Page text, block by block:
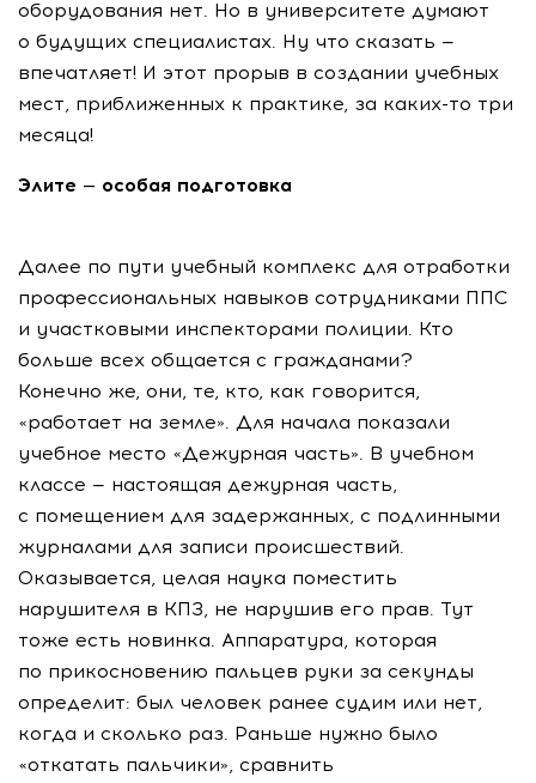
оборудования нет. Но в университете думают
о будущих специалистах. Ну что сказать —
впечатляет! И этот прорыв в создании учебных
мест, приближенных к практике, за каких-то три
месяца!
Элите — особая подготовка
Далее по пути учебный комплекс для отработки
профессиональных навыков сотрудниками ППС
и участковыми инспекторами полиции. Кто
больше всех общается с гражданами?
Конечно же, они, те, кто, как говорится,
«работает на земле». Для начала показали
учебное место «Дежурная часть». В учебном
классе — настоящая дежурная часть,
с помещением для задержанных, с подлинными
журналами для записи происшествий.
Оказывается, целая наука поместить
нарушителя в КПЗ, не нарушив его прав. Тут
тоже есть новинка. Аппаратура, которая
по прикосновению пальцев руки за секунды
определит: был человек ранее судим или нет,
когда и сколько раз. Раньше нужно было
«откатать пальчики», сравнить